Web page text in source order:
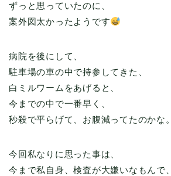
ずっと思っていたのに、
案外図太かったようです
病院を後にして、
駐車場の車の中で持参してきた、
白ミルワームをあげると、
今までの中で一番早く、
秒殺で平らげて、お腹減ってたのかな。
今回私なりに思った事は、
今まで私自身、検査が大嫌いなもんで、